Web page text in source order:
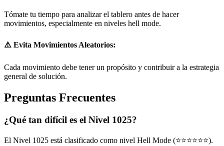
Tómate tu tiempo para analizar el tablero antes de hacer
movimientos, especialmente en niveles hell mode.
⚠️ Evita Movimientos Aleatorios:
Cada movimiento debe tener un propósito y contribuir a la estrategia
general de solución.
Preguntas Frecuentes
¿Qué tan difícil es el Nivel 1025?
El Nivel 1025 está clasificado como nivel Hell Mode (⭐⭐⭐⭐⭐⭐).